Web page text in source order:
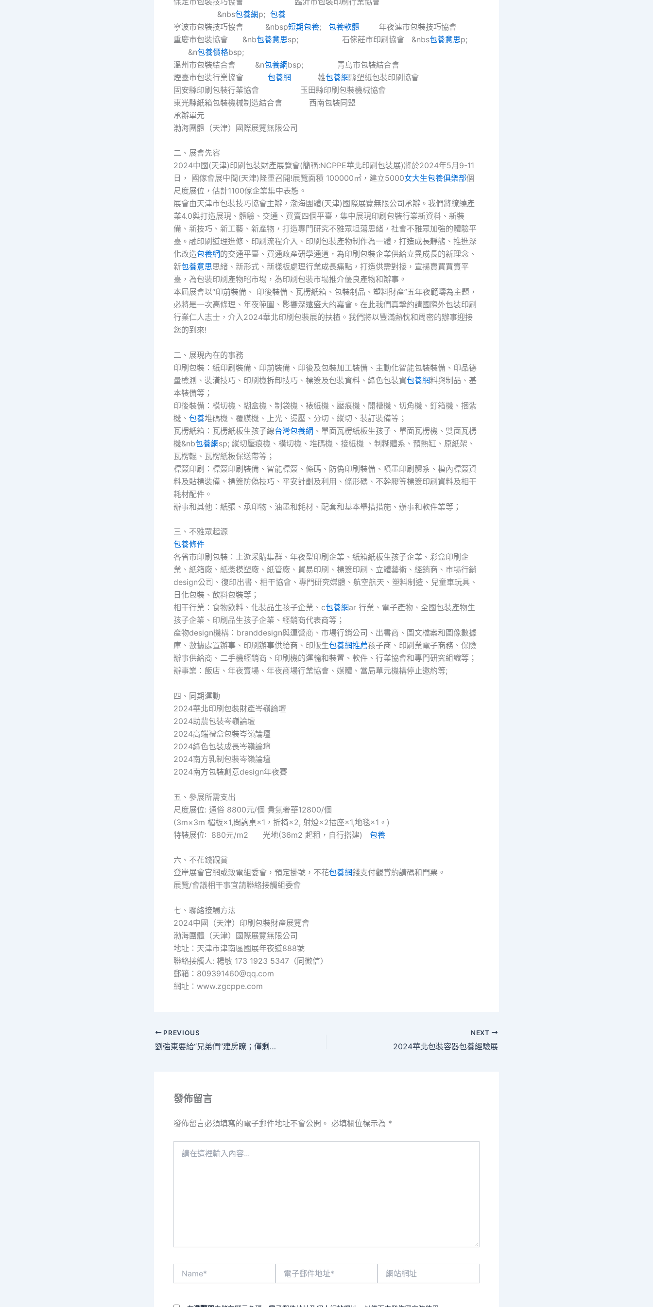
&nbs包養網p; 包養
寧波市包裝技巧協會 &nbsp短期包養; 包養軟體 年夜連市包裝技巧協會
重慶市包裝協會 &nb包養意思sp; 石傢莊市印刷協會 &nbs包養意思p;
&n包養價格bsp;
溫州市包裝結合會 &n包養網bsp; 青島市包裝結合會
煙臺市包裝行業協會 包養網 雄包養網縣塑紙包裝印刷協會
固安縣印刷包裝行業協會 玉田縣印刷包裝機械協會
東光縣紙箱包裝機械制造結合會 西南包裝同盟
承辦單元
渤海團體（天津）國際展覽無限公司
二、展會先容
2024中國(天津)印刷包裝財產展覽會(簡稱:NCPPE華北印刷包裝展)將於2024年5月9-11
日， 國傢會展中間(天津)隆重召開!展覽面積 100000㎡，建立5000女大生包養俱樂部個
尺度展位，估計1100傢企業集中表態。
展會由天津市包裝技巧協會主辦，渤海團體(天津)國際展覽無限公司承辦。我們將繚繞產
業4.0與打造展現、體驗、交通、買賣四個平臺，集中展現印刷包裝行業新資料、新裝
備、新技巧、新工藝、新產物，打造專門研究不雅眾坦蕩思緒，社會不雅眾加強的體驗平
臺。融印刷道理進修、印刷流程介入、印刷包裝產物制作為一體，打造成長靜態、推進深
化改造包養網的交通平臺、買通政產研學通道，為印刷包裝企業供給立異成長的新理念、
新包養意思思緒、新形式、新樣板處理行業成長痛點，打造供需對接，宣揚賣買買賣平
臺，為包裝印刷產物昭市場，為印刷包裝市場推介優良產物和辦事。
本屆展會以“印前裝備、 印後裝備、瓦楞紙箱、包裝制品、塑料財產”五年夜範疇為主題，
必將是一次高條理、年夜範圍、影響深遠盛大的嘉會。在此我們真摯約請國際外包裝印刷
行業仁人志士，介入2024華北印刷包裝展的扶植。我們將以豐滿熱忱和周密的辦事迎接
您的到來!
二、展現內在的事務
印刷包裝：紙印刷裝備、印前裝備、印後及包裝加工裝備、主動化智能包裝裝備、印品德
量檢測、裝潢技巧、印刷機拆卸技巧、標簽及包裝資料、綠色包裝資包養網料與制品、基
本裝備等；
印後裝備：模切機、糊盒機、制袋機、裱紙機、壓痕機、開槽機、切角機、釘箱機、捆紮
機、 包養堆碼機、覆膜機、上光、燙壓、分切、縱切、裝訂裝備等；
瓦楞紙箱：瓦楞紙板生孩子線台灣包養網 、單面瓦楞紙板生孩子、單面瓦楞機、雙面瓦楞
機&nb包養網sp; 縱切壓痕機、橫切機、堆碼機、接紙機 、制糊體系、預熱缸、原紙架、
瓦楞輥、瓦楞紙板保送帶等；
標簽印刷：標簽印刷裝備、智能標簽、條碼、防偽印刷裝備、噴墨印刷體系、模內標簽資
料及貼標裝備、標簽防偽技巧、平安計劃及利用、條形碼、不幹膠等標簽印刷資料及相干
耗材配件。
辦事和其他：紙張、承印物、油墨和耗材、配套和基本舉措措施、辦事和軟件業等；
三、不雅眾起源
包養條件
各省市印刷包裝：上遊采購集群、年夜型印刷企業、紙箱紙板生孩子企業、彩盒印刷企
業、紙箱廠、紙漿模塑廠、紙管廠、貿易印刷、標簽印刷、立體藝術、經銷商、市場行銷
design公司、復印出書、相干協會、專門研究媒體、航空航天、塑料制造、兒童車玩具、
日化包裝、飲料包裝等；
相干行業：食物飲料、化裝品生孩子企業、c包養網ar 行業、電子產物、全國包裝產物生
孩子企業、印刷品生孩子企業、經銷商代表商等；
產物design機構：branddesign與運營商、市場行銷公司、出書商、圖文檔案和圖像數據
庫、數據處置辦事、印刷辦事供給商、印版生包養網推薦孩子商、印刷業電子商務、保險
辦事供給商、二手機經銷商、印刷機的運輸和裝置、軟件、行業協會和專門研究組織等；
辦事業：飯店、年夜賣場、年夜商場行業協會、媒體、當局單元機構停止邀約等;
四、同期運動
2024華北印刷包裝財產岑嶺論壇
2024助農包裝岑嶺論壇
2024高端禮盒包裝岑嶺論壇
2024綠色包裝成長岑嶺論壇
2024南方乳制包裝岑嶺論壇
2024南方包裝創意design年夜賽
五、參展所需支出
尺度展位: 通俗 8800元/個 貴氣奢華12800/個
(3m×3m 楣板×1,問詢桌×1，折椅×2, 射燈×2插座×1,地毯×1。)
特裝展位: 880元/m2 光地(36m2 起租，自行搭建) 包養
六、不花錢觀賞
登岸展會官網或致電組委會，預定掛號，不花包養網錢支付觀賞約請碼和門票。
展覽/會議相干事宜請聯絡接觸組委會
七、聯絡接觸方法
2024中國（天津）印刷包裝財產展覽會
渤海團體（天津）國際展覽無限公司
地址：天津市津南區國展年夜道888號
聯絡接觸人: 楊敏 173 1923 5347（同微信）
郵箱：809391460@qq.com
網址：www.zgcppe.com
PREVIOUS
劉強東要給“兄弟們”建房瞭；僅剩半年！可樂雪碧將斷貨包養經驗？
NEXT
2024華北包裝容器包養經驗展
發佈留言
發佈留言必須填寫的電子郵件地址不會公開。 必填欄位標示為 *